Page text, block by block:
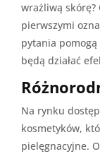
wrażliwą skórę?
pierwszymi
pytania
będą działać
Na rynku
kosmetyków,
pielęgnacyjne.